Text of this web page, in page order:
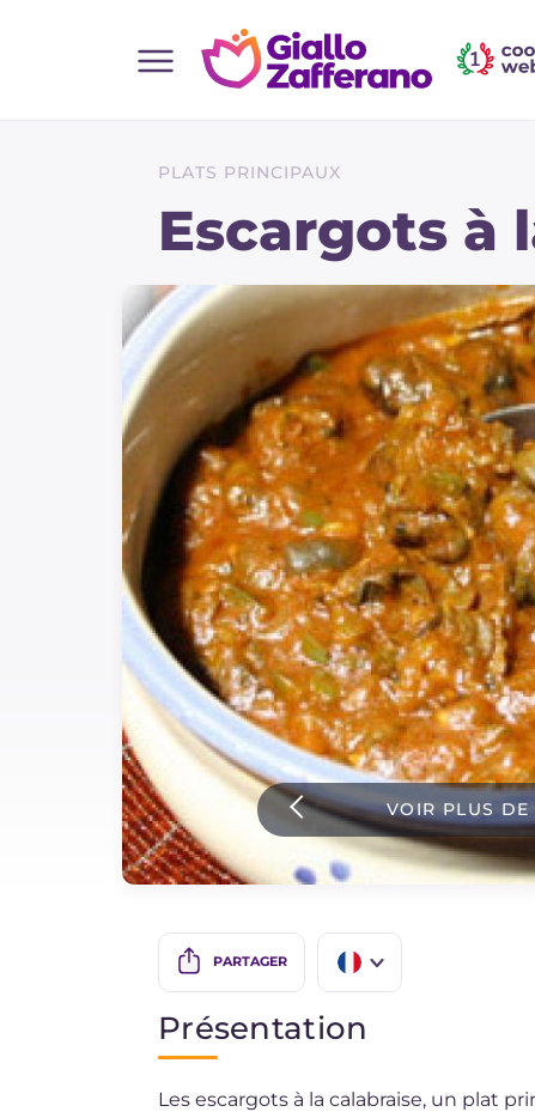
Toutes les recettes
Plats principaux
Boissons et rafraîchissements
Accompagnement
Pizzas et focaccia
Gateaux et patisserie
Dernieres recettes
IT Website
Instagram
YouTube
PLATS PRINCIPAUX
Escargots à
VOIR PLUS DE
PARTAGER
ES
Présentation
Les escargots à la calabraise, un plat